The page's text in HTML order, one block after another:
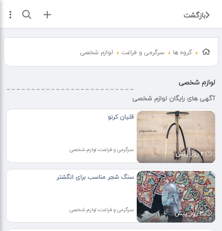
بازگشت ثبت آگهی
گروه ها سرگرمی و فراغت لوازم شخصی
لوازم شخصی
آگهی های رایگان لوازم شخصی
2 روز پیش
قلیان کرنو
سرگرمی و فراغت، لوازم شخصی
3 روز پیش
سنگ شجر مناسب برای انگشتر
سرگرمی و فراغت، لوازم شخصی